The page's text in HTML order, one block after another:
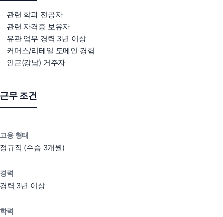
관련 학과 전공자
관련 자격증 보유자
유관 업무 경력 3년 이상
커머스/리테일 도메인 경험
인근(강남) 거주자
근무 조건
고용 형태
정규직 (수습 3개월)
경력
경력 3년 이상
학력